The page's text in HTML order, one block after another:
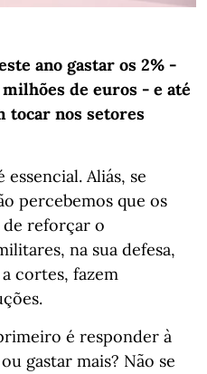
ano gastar os 2% -
de euros - e até
tocar nos setores
Aliás, se
percebemos que os
de reforçar o
na sua defesa,
cortes, fazem
é responder à
gastar mais? Não se